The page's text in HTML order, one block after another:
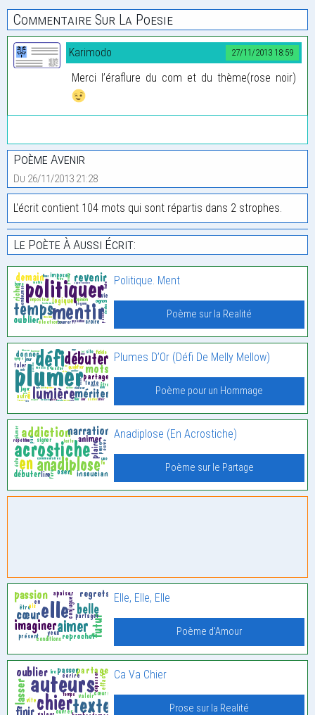
Commentaire Sur La Poesie
27/11/2013 18:59
Karimodo
Merci l’éraflure du com et du thème(rose noir)
Poème Avenir
Du 26/11/2013 21:28
L'écrit contient 104 mots qui sont répartis dans 2 strophes.
Le Poète À Aussi Écrit:
Politique. Ment
Poème sur la Realité
Plumes D’Or (Défi De Melly Mellow)
Poème pour un Hommage
Anadiplose (En Acrostiche)
Poème sur le Partage
Elle, Elle, Elle
Poème d'Amour
Ca Va Chier
Prose sur la Realité